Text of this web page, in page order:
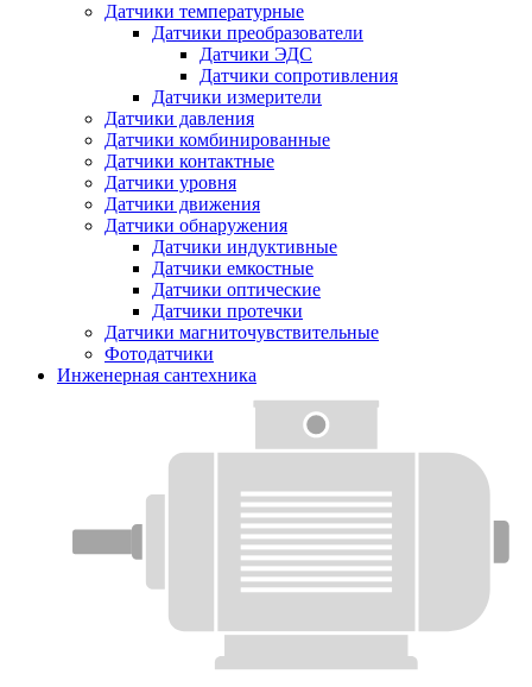
Датчики температурные
Датчики преобразователи
Датчики ЭДС
Датчики сопротивления
Датчики измерители
Датчики давления
Датчики комбинированные
Датчики контактные
Датчики уровня
Датчики движения
Датчики обнаружения
Датчики индуктивные
Датчики емкостные
Датчики оптические
Датчики протечки
Датчики магниточувствительные
Фотодатчики
Инженерная сантехника